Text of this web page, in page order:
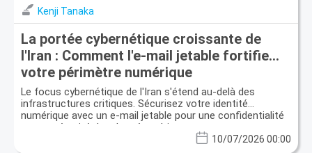
Kenji Tanaka
La portée cybernétique croissante de
l'Iran : Comment l'e-mail jetable fortifie
votre périmètre numérique
Le focus cybernétique de l'Iran s'étend au-delà des
infrastructures critiques. Sécurisez votre identité
numérique avec un e-mail jetable pour une confidentialité
et une sécurité des données ultimes.
10/07/2026 00:00